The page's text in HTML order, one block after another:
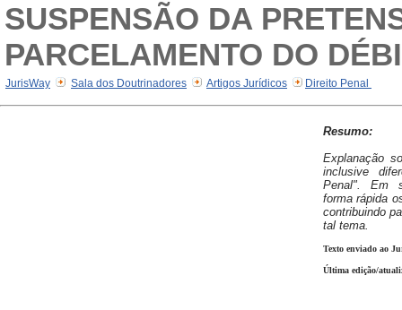
SUSPENSÃO DA
PARCELAMENTO DO
JurisWay Sala dos Doutrinadores Artigos Jurídicos Direito Penal
Resumo:
Explanação
inclusive
Penal". Em
forma rápida
contribuindo
tal tema.
Texto enviado ao
Última edição/